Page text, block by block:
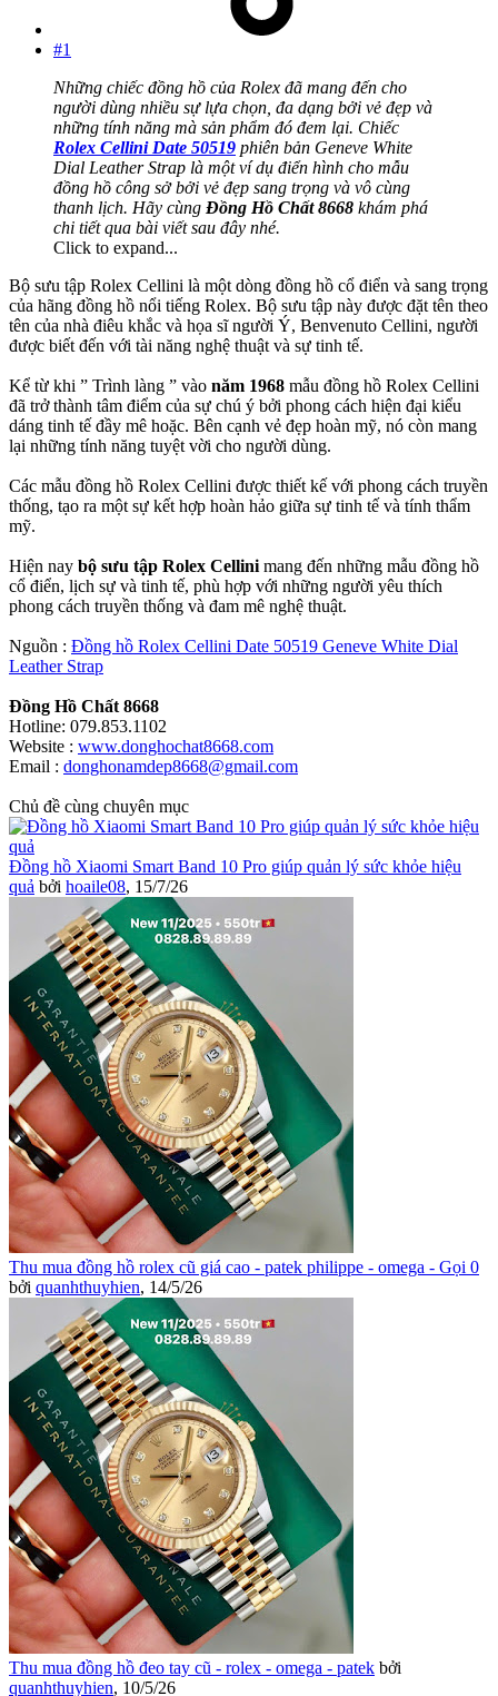
#1
Những chiếc đồng hồ của Rolex đã mang đến cho
người dùng nhiều sự lựa chọn, đa dạng bởi vẻ đẹp và
những tính năng mà sản phẩm đó đem lại. Chiếc
Rolex Cellini Date 50519 phiên bản Geneve White
Dial Leather Strap là một ví dụ điển hình cho mẫu
đồng hồ công sở bởi vẻ đẹp sang trọng và vô cùng
thanh lịch. Hãy cùng Đồng Hồ Chất 8668 khám phá
chi tiết qua bài viết sau đây nhé.
Click to expand...
Bộ sưu tập Rolex Cellini là một dòng đồng hồ cổ điển và sang trọng
của hãng đồng hồ nổi tiếng Rolex. Bộ sưu tập này được đặt tên theo
tên của nhà điêu khắc và họa sĩ người Ý, Benvenuto Cellini, người
được biết đến với tài năng nghệ thuật và sự tinh tế.
Kể từ khi ” Trình làng ” vào năm 1968 mẫu đồng hồ Rolex Cellini
đã trở thành tâm điểm của sự chú ý bởi phong cách hiện đại kiểu
dáng tinh tế đầy mê hoặc. Bên cạnh vẻ đẹp hoàn mỹ, nó còn mang
lại những tính năng tuyệt vời cho người dùng.
Các mẫu đồng hồ Rolex Cellini được thiết kế với phong cách truyền
thống, tạo ra một sự kết hợp hoàn hảo giữa sự tinh tế và tính thẩm
mỹ.
Hiện nay bộ sưu tập Rolex Cellini mang đến những mẫu đồng hồ
cổ điển, lịch sự và tinh tế, phù hợp với những người yêu thích
phong cách truyền thống và đam mê nghệ thuật.
Nguồn : Đồng hồ Rolex Cellini Date 50519 Geneve White Dial
Leather Strap
Đồng Hồ Chất 8668
Hotline: 079.853.1102
Website : www.donghochat8668.com
Email : donghonamdep8668@gmail.com
Chủ đề cùng chuyên mục
Đồng hồ Xiaomi Smart Band 10 Pro giúp quản lý sức khỏe hiệu
quả bởi hoaile08, 15/7/26
Thu mua đồng hồ rolex cũ giá cao - patek philippe - omega - Gọi 0
bởi quanhthuyhien, 14/5/26
Thu mua đồng hồ đeo tay cũ - rolex - omega - patek bởi
quanhthuyhien, 10/5/26